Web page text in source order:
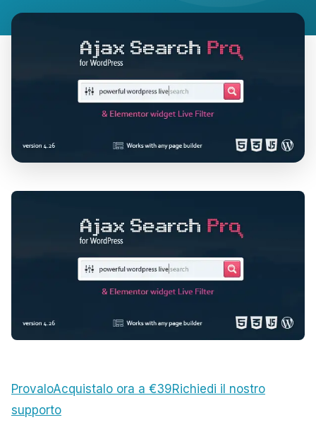
ProvaloAcquistalo ora a €39Richiedi il nostro
supporto